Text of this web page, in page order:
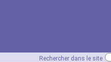
Rechercher dans le site